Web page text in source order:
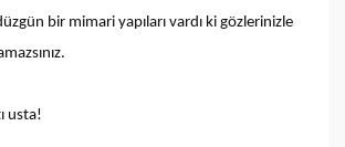
bir mimari yapıları vardı ki gözlerinizle
usta!